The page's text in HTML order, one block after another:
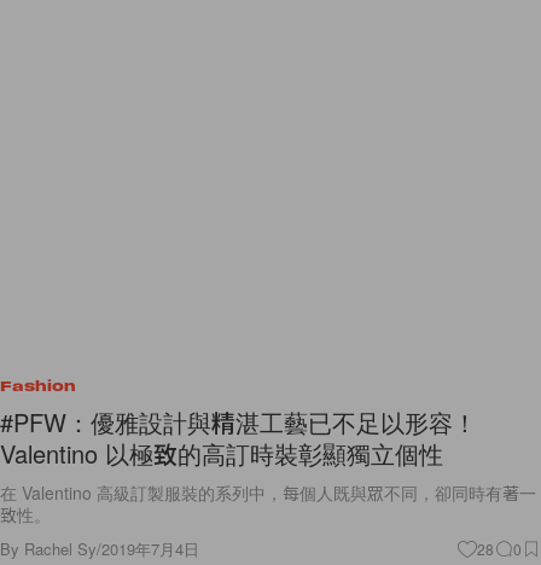
Fashion
#PFW：優雅設計與精湛工藝已不足以形容！
Valentino 以極致的高訂時裝彰顯獨立個性
在 Valentino 高級訂製服裝的系列中，每個人既與眾不同，卻同時有著一
致性。
By Rachel Sy/2019年7月4日 28 0